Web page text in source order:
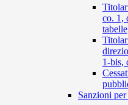
co. 1,
1-bis,
Sanzioni